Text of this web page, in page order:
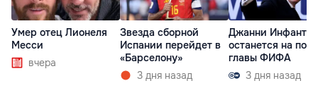
Умер отец Лионеля
Месси
вчера
Звезда сборной
Испании перейдет в
«Барселону»
3 дня назад
Джанни
останется на
главы ФИФА
3 дня назад